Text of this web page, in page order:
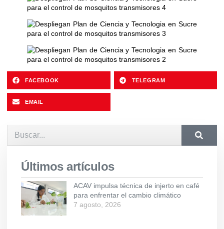
FACEBOOK TELEGRAM
EMAIL
Últimos artículos
ACAV impulsa técnica de injerto en café
para enfrentar el cambio climático
7 agosto, 2026